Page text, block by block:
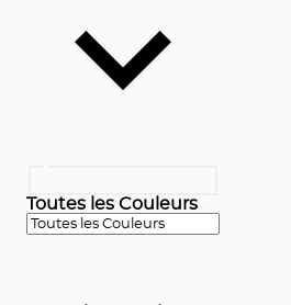
Toutes les Couleurs